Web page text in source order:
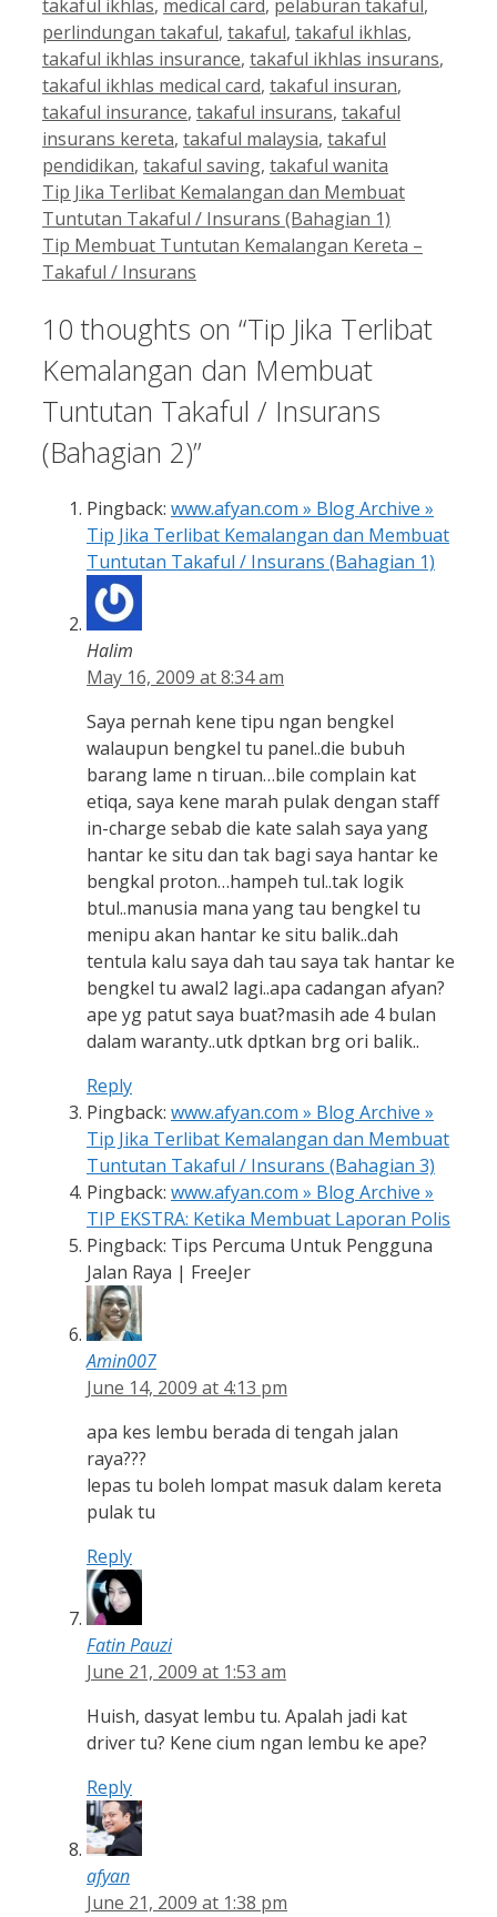
takaful ikhlas, medical card, pelaburan takaful ,
perlindungan takaful, takaful, takaful ikhlas,
takaful ikhlas insurance, takaful ikhlas insurans,
takaful ikhlas medical card, takaful insuran,
takaful insurance, takaful insurans, takaful
insurans kereta, takaful malaysia, takaful
pendidikan, takaful saving, takaful wanita
Tip Jika Terlibat Kemalangan dan Membuat
Tuntutan Takaful / Insurans (Bahagian 1)
Tip Membuat Tuntutan Kemalangan Kereta –
Takaful / Insurans
10 thoughts on “Tip Jika Terlibat
Kemalangan dan Membuat
Tuntutan Takaful / Insurans
(Bahagian 2)”
Pingback: www.afyan.com » Blog Archive »
Tip Jika Terlibat Kemalangan dan Membuat
Tuntutan Takaful / Insurans (Bahagian 1)
Halim
May 16, 2009 at 8:34 am
Saya pernah kene tipu ngan bengkel
walaupun bengkel tu panel..die bubuh
barang lame n tiruan…bile complain kat
etiqa, saya kene marah pulak dengan staff
in-charge sebab die kate salah saya yang
hantar ke situ dan tak bagi saya hantar ke
bengkal proton…hampeh tul..tak logik
btul..manusia mana yang tau bengkel tu
menipu akan hantar ke situ balik..dah
tentula kalu saya dah tau saya tak hantar ke
bengkel tu awal2 lagi..apa cadangan afyan?
ape yg patut saya buat?masih ade 4 bulan
dalam waranty..utk dptkan brg ori balik..
Reply
Pingback: www.afyan.com » Blog Archive »
Tip Jika Terlibat Kemalangan dan Membuat
Tuntutan Takaful / Insurans (Bahagian 3)
Pingback: www.afyan.com » Blog Archive »
TIP EKSTRA: Ketika Membuat Laporan Polis
Pingback: Tips Percuma Untuk Pengguna
Jalan Raya | FreeJer
Amin007
June 14, 2009 at 4:13 pm
apa kes lembu berada di tengah jalan
raya???
lepas tu boleh lompat masuk dalam kereta
pulak tu
Reply
Fatin Pauzi
June 21, 2009 at 1:53 am
Huish, dasyat lembu tu. Apalah jadi kat
driver tu? Kene cium ngan lembu ke ape?
Reply
afyan
June 21, 2009 at 1:38 pm